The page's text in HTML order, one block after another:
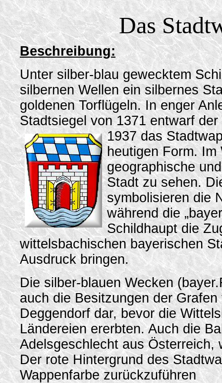
Das
Beschreibung:
Unter silber-blau gewecktem
silbernen Wellen ein silbernes
goldenen Torflügeln. In enger
Stadtsiegel von 1371 entwarf
1937 das
heutigen Form.
geographische
Stadt zu sehen.
symbolisieren die
während die
Schildhaupt die
wittelsbachischen bayerischen
Ausdruck bringen.
Die silber-blauen Wecken
auch die Besitzungen der
Deggendorf dar, bevor die
Ländereien ererbten. Auch die
Adelsgeschlecht aus Österreich,
Der rote Hintergrund des
Wappenfarbe zurückzuführen